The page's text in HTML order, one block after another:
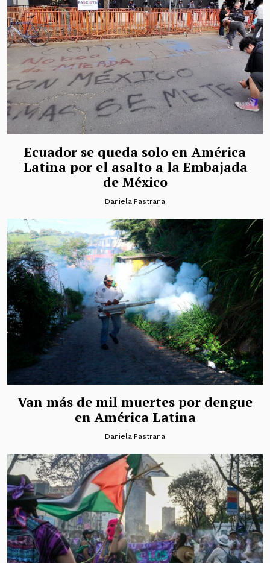
Ecuador se queda solo en América
Latina por el asalto a la Embajada
de México
Daniela Pastrana
Van más de mil muertes por dengue
en América Latina
Daniela Pastrana